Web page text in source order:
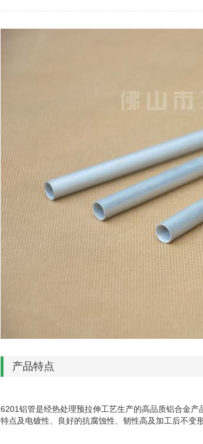
产品特点
6201铝管是经热处理预拉伸工艺生产的高品质铝合金
特点及电镀性、良好的抗腐蚀性、韧性高及加工后不变